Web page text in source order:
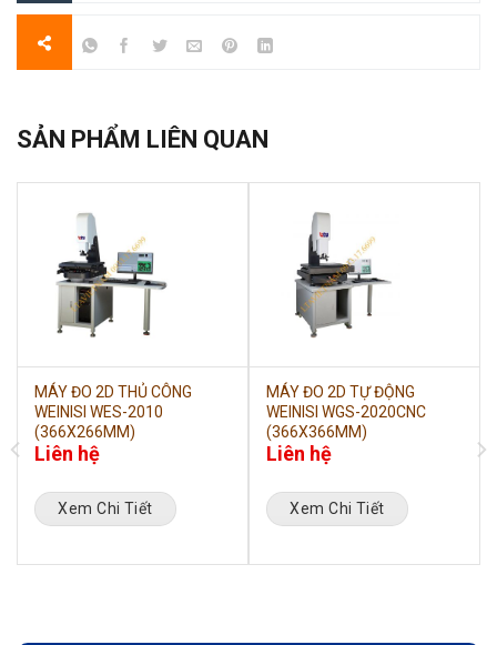
SẢN PHẨM LIÊN QUAN
MÁY ĐO 2D THỦ CÔNG
WEINISI WES-2010
(366X266MM)
Liên hệ
Xem Chi Tiết
MÁY ĐO 2D TỰ ĐỘNG
WEINISI WGS-2020CNC
(366X366MM)
Liên hệ
Xem Chi Tiết